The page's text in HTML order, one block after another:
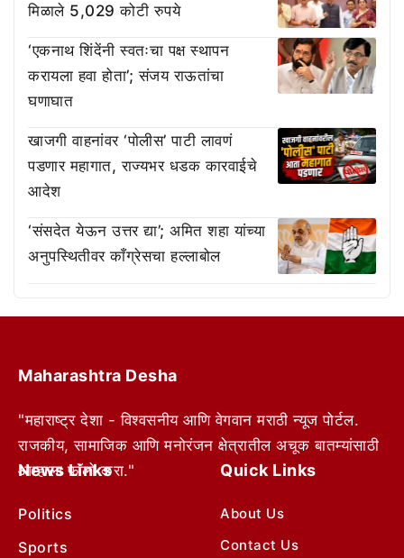
मिळाले 5,029 कोटी रुपये
‘एकनाथ शिंदेंनी स्वतःचा पक्ष स्थापन
करायला हवा होता’; संजय राऊतांचा
घणाघात
खाजगी वाहनांवर ‘पोलीस’ पाटी लावणं
पडणार महागात, राज्यभर धडक कारवाईचे
आदेश
‘संसदेत येऊन उत्तर द्या’; अमित शहा यांच्या
अनुपस्थितीवर काँग्रेसचा हल्लाबोल
Maharashtra Desha
"महाराष्ट्र देशा - विश्वसनीय आणि वेगवान मराठी न्यूज पोर्टल.
राजकीय, सामाजिक आणि मनोरंजन क्षेत्रातील अचूक बातम्यांसाठी
आम्हाला फॉलो करा."
News Links
Politics
Sports
Quick Links
About Us
Contact Us